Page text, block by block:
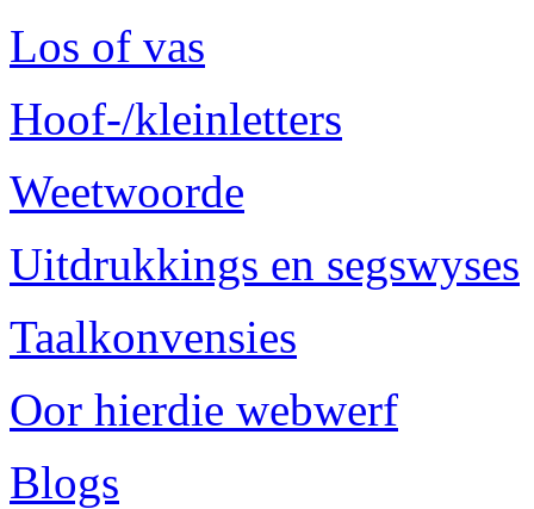
Los of vas
Hoof-/kleinletters
Weetwoorde
Uitdrukkings en segswyses
Taalkonvensies
Oor hierdie webwerf
Blogs